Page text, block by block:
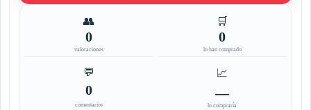
👥
0
valoraciones
🛒
0
lo han comprado
💬
0
comentarios
📈
—
lo compraría